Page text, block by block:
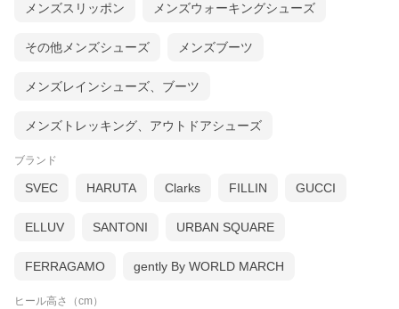
メンズスリッポン メンズウォーキングシューズ
その他メンズシューズ メンズブーツ
メンズレインシューズ、ブーツ
メンズトレッキング、アウトドアシューズ
ブランド
SVEC HARUTA Clarks FILLIN GUCCI
ELLUV SANTONI URBAN SQUARE
FERRAGAMO gently By WORLD MARCH
ヒール高さ（cm）